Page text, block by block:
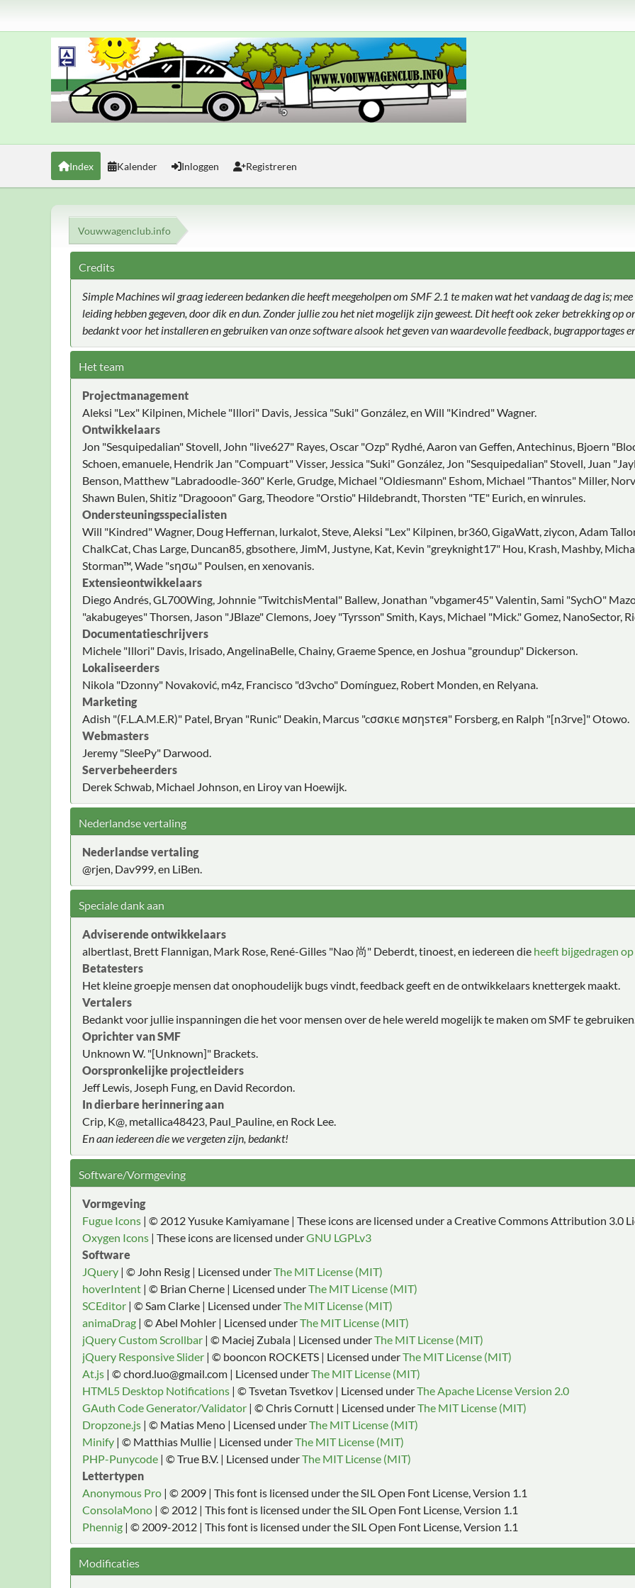
Index Kalender Inloggen Registreren
Vouwwagenclub.info
Credits
Simple Machines wil graag iedereen bedanken die heeft meegeholpen om SMF 2.1 te maken wat het vandaag de dag is;
leiding hebben gegeven, door dik en dun. Zonder jullie zou het niet mogelijk zijn geweest. Dit heeft ook zeker betrekking op
bedankt voor het installeren en gebruiken van onze software alsook het geven van waardevolle feedback, bugrapportages
Het team
Projectmanagement
Aleksi "Lex" Kilpinen, Michele "Illori" Davis, Jessica "Suki" González, en Will "Kindred" Wagner.
Ontwikkelaars
Jon "Sesquipedalian" Stovell, John "live627" Rayes, Oscar "Ozp" Rydhé, Aaron van Geffen, Antechinus, Bjoern
Schoen, emanuele, Hendrik Jan "Compuart" Visser, Jessica "Suki" González, Jon "Sesquipedalian" Stovell, Juan
Benson, Matthew "Labradoodle-360" Kerle, Grudge, Michael "Oldiesmann" Eshom, Michael "Thantos" Miller,
Shawn Bulen, Shitiz "Dragooon" Garg, Theodore "Orstio" Hildebrandt, Thorsten "TE" Eurich, en winrules.
Ondersteuningsspecialisten
Will "Kindred" Wagner, Doug Heffernan, lurkalot, Steve, Aleksi "Lex" Kilpinen, br360, GigaWatt, ziycon, Adam
ChalkCat, Chas Large, Duncan85, gbsothere, JimM, Justyne, Kat, Kevin "greyknight17" Hou, Krash, Mashby,
Storman™, Wade "sησω" Poulsen, en xenovanis.
Extensieontwikkelaars
Diego Andrés, GL700Wing, Johnnie "TwitchisMental" Ballew, Jonathan "vbgamer45" Valentin, Sami "SychO"
"akabugeyes" Thorsen, Jason "JBlaze" Clemons, Joey "Tyrsson" Smith, Kays, Michael "Mick." Gomez, NanoSector,
Documentatieschrijvers
Michele "Illori" Davis, Irisado, AngelinaBelle, Chainy, Graeme Spence, en Joshua "groundup" Dickerson.
Lokaliseerders
Nikola "Dzonny" Novaković, m4z, Francisco "d3vcho" Domínguez, Robert Monden, en Relyana.
Marketing
Adish "(F.L.A.M.E.R)" Patel, Bryan "Runic" Deakin, Marcus "cσσкιє мσηѕтєя" Forsberg, en Ralph "[n3rve]" Otowo.
Webmasters
Jeremy "SleePy" Darwood.
Serverbeheerders
Derek Schwab, Michael Johnson, en Liroy van Hoewijk.
Nederlandse vertaling
Nederlandse vertaling
@rjen, Dav999, en LiBen.
Speciale dank aan
Adviserende ontwikkelaars
albertlast, Brett Flannigan, Mark Rose, René-Gilles "Nao 尚" Deberdt, tinoest, en iedereen die heeft bijgedragen
Betatesters
Het kleine groepje mensen dat onophoudelijk bugs vindt, feedback geeft en de ontwikkelaars knettergek maakt.
Vertalers
Bedankt voor jullie inspanningen die het voor mensen over de hele wereld mogelijk te maken om SMF te
Oprichter van SMF
Unknown W. "[Unknown]" Brackets.
Oorspronkelijke projectleiders
Jeff Lewis, Joseph Fung, en David Recordon.
In dierbare herinnering aan
Crip, K@, metallica48423, Paul_Pauline, en Rock Lee.
En aan iedereen die we vergeten zijn, bedankt!
Software/Vormgeving
Vormgeving
Fugue Icons | © 2012 Yusuke Kamiyamane | These icons are licensed under a Creative Commons Attribution 3.0
Oxygen Icons | These icons are licensed underGNU LGPLv3
Software
JQuery | © John Resig | Licensed underThe MIT License (MIT)
hoverIntent | © Brian Cherne | Licensed underThe MIT License (MIT)
SCEditor | © Sam Clarke | Licensed underThe MIT License (MIT)
animaDrag | © Abel Mohler | Licensed underThe MIT License (MIT)
jQuery Custom Scrollbar | © Maciej Zubala | Licensed underThe MIT License (MIT)
jQuery Responsive Slider | © booncon ROCKETS | Licensed underThe MIT License (MIT)
At.js | © chord.luo@gmail.com | Licensed underThe MIT License (MIT)
HTML5 Desktop Notifications | © Tsvetan Tsvetkov | Licensed underThe Apache License Version 2.0
GAuth Code Generator/Validator | © Chris Cornutt | Licensed underThe MIT License (MIT)
Dropzone.js | © Matias Meno | Licensed underThe MIT License (MIT)
Minify | © Matthias Mullie | Licensed underThe MIT License (MIT)
PHP-Punycode | © True B.V. | Licensed underThe MIT License (MIT)
Lettertypen
Anonymous Pro | © 2009 | This font is licensed under the SIL Open Font License, Version 1.1
ConsolaMono | © 2012 | This font is licensed under the SIL Open Font License, Version 1.1
Phennig | © 2009-2012 | This font is licensed under the SIL Open Font License, Version 1.1
Modificaties